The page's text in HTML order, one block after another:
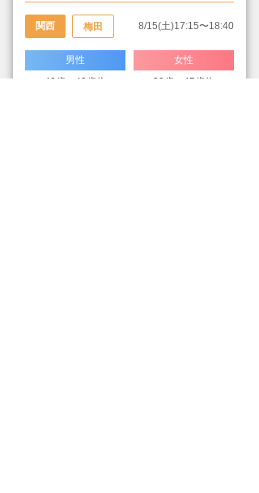
関西 梅田 8/15(土)17:15〜18:40
男性
40歳〜49歳位
女性
38歳〜45歳位